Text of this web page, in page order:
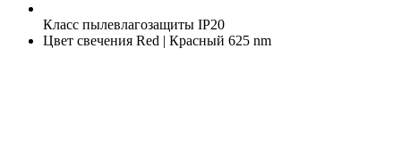
Класс пылевлагозащиты IP20
Цвет свечения Red | Красный 625 nm